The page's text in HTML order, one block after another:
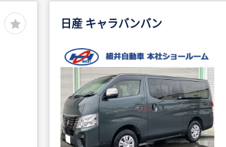
日産 キャラバンバン